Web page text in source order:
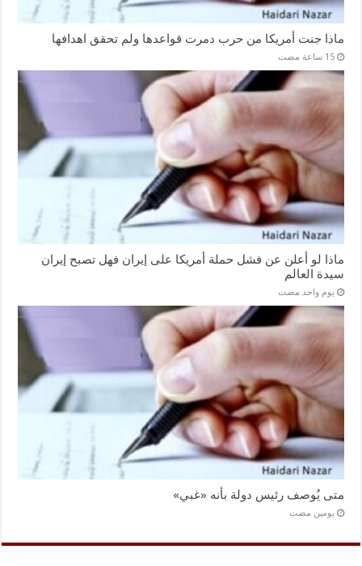
ماذا جنت أمريكا من حرب دمرت قواعدها ولم تحقق اهدافها
‏15 ساعة مضت
ماذا لو أعلن عن فشل حملة أمريكا على إيران فهل تصبح إيران
سيدة العالم
‏يوم واحد مضت
متى يُوصف رئيس دولة بأنه «غبي»
‏يومين مضت